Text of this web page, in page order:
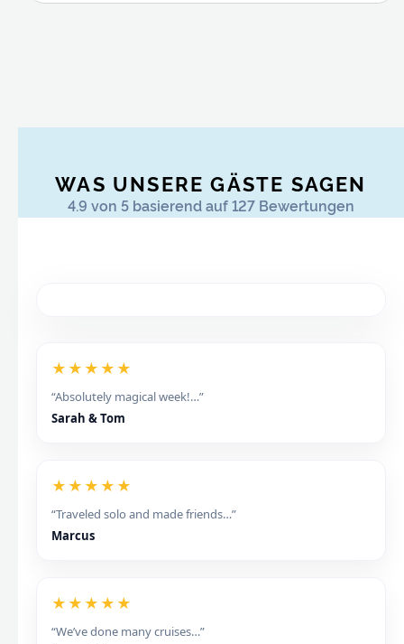
WAS UNSERE GÄSTE SAGEN
4.9 von 5 basierend auf 127 Bewertungen
★★★★★
“Absolutely magical week!…”
Sarah & Tom
★★★★★
“Traveled solo and made friends…”
Marcus
★★★★★
“We’ve done many cruises…”